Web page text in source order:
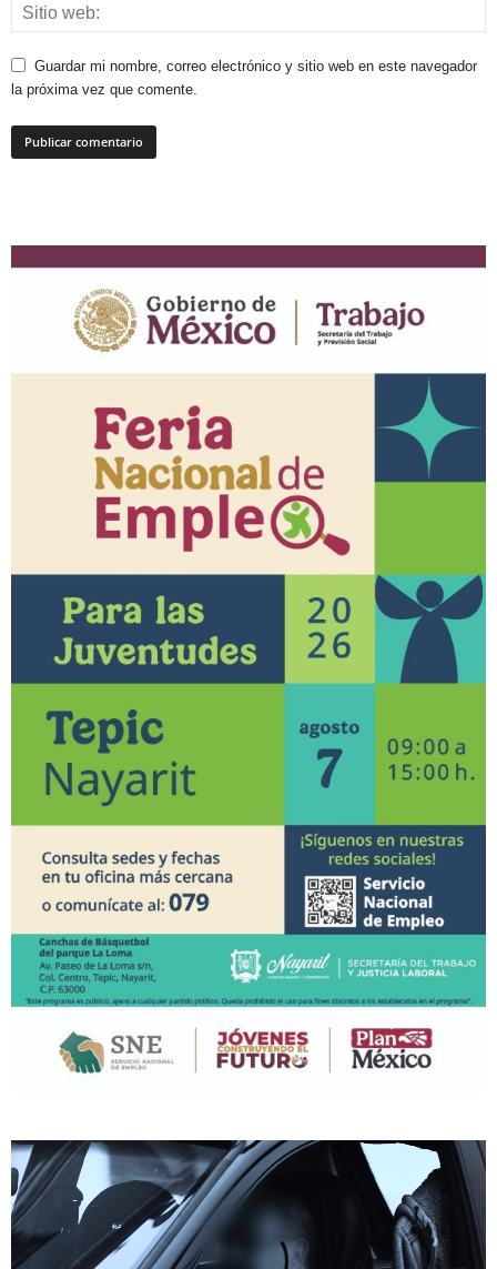
Guardar mi nombre, correo electrónico y sitio web en este navegador
la próxima vez que comente.